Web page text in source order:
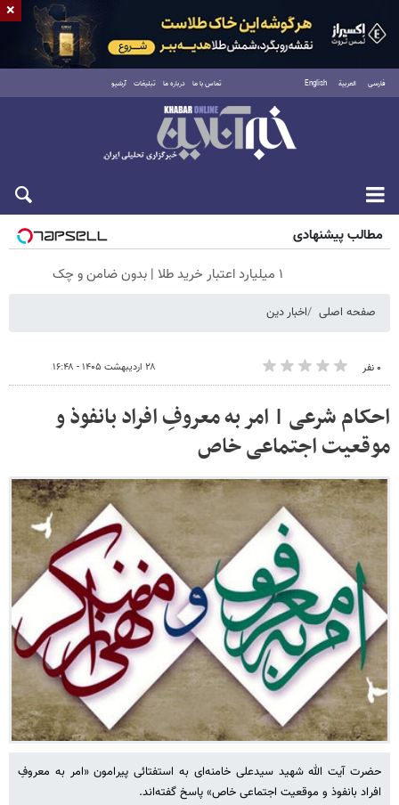
فارسی العربية English تماس با ما درباره ما تبلیغات آرشیو
جمعه ۱۶ مرداد ۱۴۰۵
مطالب پیشنهادی
۱ میلیارد اعتبار خرید طلا | بدون ضامن و چک
صفحه اصلی اخبار دین
۰ نفر ۲۸ اردیبهشت ۱۴۰۵ - ۱۶:۴۸
احکام شرعی | امر به معروفِ افراد بانفوذ و
موقعیت اجتماعی خاص
حضرت آیت الله شهید سیدعلی خامنه‌ای به استفتائی پیرامون «امر به معروفِ
افراد بانفوذ و موقعیت اجتماعی خاص» پاسخ گفته‌اند.
×